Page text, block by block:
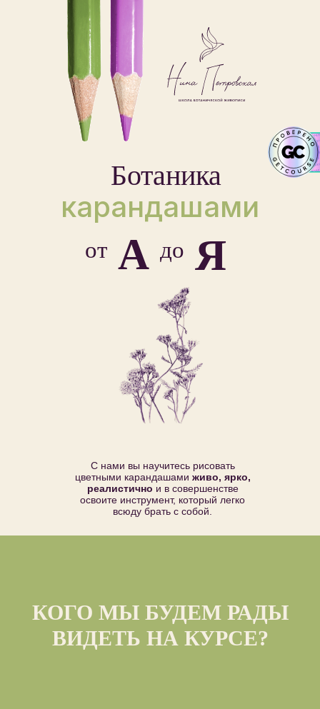
карандашами
Ботаника
Я
А
от до
С нами вы научитесь рисовать
цветными карандашами живо, ярко,
реалистично и в совершенстве
освоите инструмент, который легко
всюду брать с собой.
КОГО МЫ БУДЕМ РАДЫ
ВИДЕТЬ НА КУРСЕ?